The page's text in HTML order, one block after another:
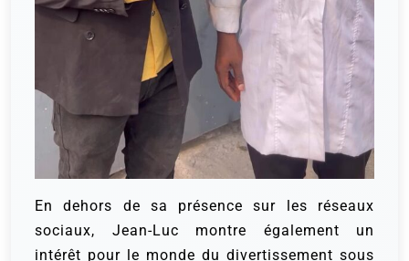
En dehors de sa présence sur les réseaux
sociaux, Jean-Luc montre également un
intérêt pour le monde du divertissement sous